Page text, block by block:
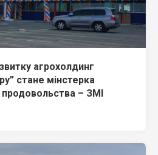
агрохолдинг
стане мінстерка
продовольства – ЗМІ